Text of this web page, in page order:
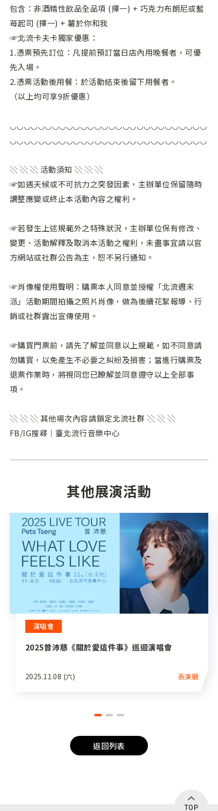
包含：非酒精性飲品全品項 (擇一) + 巧克力布朗尼或藍
苺起司 (擇一) + 薯於你和我
☞北流卡夫卡獨家優惠：
1.憑票預先訂位：凡提前預訂當日店內用晚餐者，可優
先入場。
2.憑票活動後用餐：於活動結束後留下用餐者。
（以上均可享9折優惠）
◡◡◡◡◡◡◡◡◡◡◡◡◡◡◡◡◡◡◡◡◡◡◡◡◡◡◡◡
◡◡◡◡◡◡◡◡◡◡◡◡◡◡◡◡◡◡◡◡◡◡◡◡◡◡◡◡
░ ░ ░ 活動須知 ░ ░ ░
☞如遇天候或不可抗力之突發因素，主辦單位保留隨時
調整應變或終止本活動內容之權利。
☞若發生上述規範外之特殊狀況，主辦單位保有修改、
變更、活動解釋及取消本活動之權利，未盡事宜請以官
方網站或社群公告為主，恕不另行通知。
☞肖像權使用聲明：購票本人同意並授權「北流週末
派」活動期間拍攝之照片肖像，做為後續花絮報導、行
銷或社群露出宣傳使用。
☞購買門票前，請先了解並同意以上規範，如不同意請
勿購買，以免產生不必要之糾紛及損害；當進行購票及
退票作業時，將視同您已瞭解並同意遵守以上全部事
項。
░ ░ ░ 其他場次內容請鎖定北流社群 ░ ░ ░
FB/IG搜尋｜臺北流行音樂中心
其他展演活動
演唱會
2025曾沛慈《關於愛這件事》巡迴演唱會
2025.11.08 (六) 表演廳
返回列表
TOP